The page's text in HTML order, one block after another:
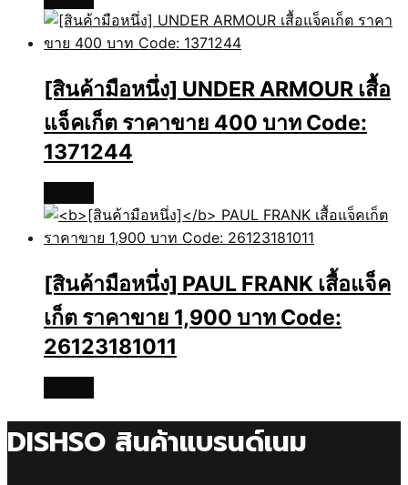
[สินค้ามือหนึ่ง] UNDER ARMOUR เสื้อ
แจ็คเก็ต ราคาขาย 400 บาท Code:
1371244
[สินค้ามือหนึ่ง] PAUL FRANK เสื้อแจ็ค
เก็ต ราคาขาย 1,900 บาท Code:
26123181011
DISHSO สินค้าแบรนด์เนม